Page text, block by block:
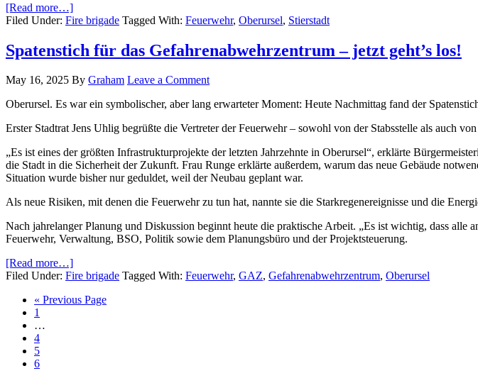
[Read more…]
Filed Under: Fire brigade Tagged With: Feuerwehr, Oberursel, Stierstadt
Spatenstich für das Gefahrenabwehrzentrum – jetzt geht’s los!
May 16, 2025 By Graham Leave a Comment
Oberursel. Es war ein symbolischer, aber lang erwarteter Moment: Heute Nachmittag fand der
Erster Stadtrat Jens Uhlig begrüßte die Vertreter der Feuerwehr – sowohl von der Stabsstelle als auch
„Es ist eines der größten Infrastrukturprojekte der letzten Jahrzehnte in Oberursel“, erklärte
die Stadt in die Sicherheit der Zukunft. Frau Runge erklärte außerdem, warum das neue Gebäude
Situation wurde bisher nur geduldet, weil der Neubau geplant war.
Als neue Risiken, mit denen die Feuerwehr zu tun hat, nannte sie die Starkregenereignisse und die
Nach jahrelanger Planung und Diskussion beginnt heute die praktische Arbeit. „Es ist wichtig, dass alle
Feuerwehr, Verwaltung, BSO, Politik sowie dem Planungsbüro und der Projektsteuerung.
[Read more…]
Filed Under: Fire brigade Tagged With: Feuerwehr, GAZ, Gefahrenabwehrzentrum, Oberursel
« Previous Page
1
…
4
5
6